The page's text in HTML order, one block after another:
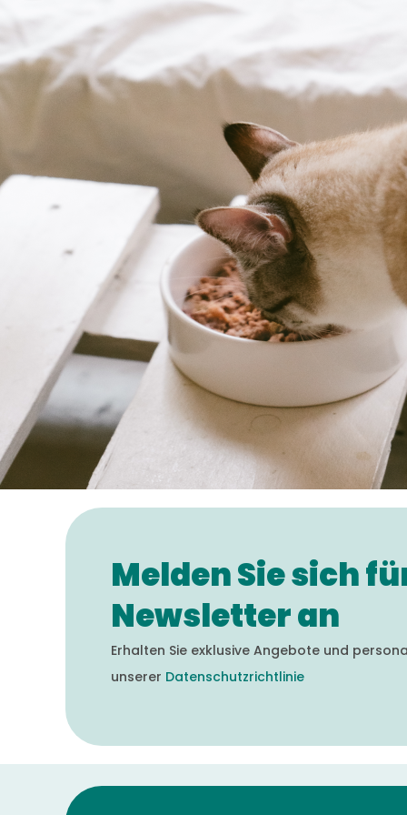
Melden Sie sich
Newsletter an
Erhalten Sie exklusive Angebote und
unserer Datenschutzrichtlinie